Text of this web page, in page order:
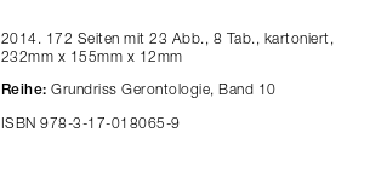
2014. 172 Seiten mit 23 Abb., 8 Tab., kartoniert,
232mm x 155mm x 12mm
Reihe: Grundriss Gerontologie, Band 10
ISBN 978-3-17-018065-9